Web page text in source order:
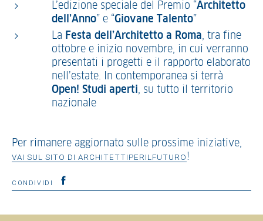
L’edizione speciale del Premio “Architetto
dell’Anno” e “Giovane Talento”
La Festa dell’Architetto a Roma, tra fine
ottobre e inizio novembre, in cui verranno
presentati i progetti e il rapporto elaborato
nell’estate. In contemporanea si terrà
Open! Studi aperti, su tutto il territorio
nazionale
Per rimanere aggiornato sulle prossime iniziative,
VAI SUL SITO DI ARCHITETTIPERILFUTURO!
CONDIVIDI